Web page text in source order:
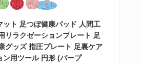
ット 足つぼ健康パッド 人間工
リラクゼーションプレート 足
グッズ 指圧プレート 足裏ケア
ン用ツール 円形 (パープ